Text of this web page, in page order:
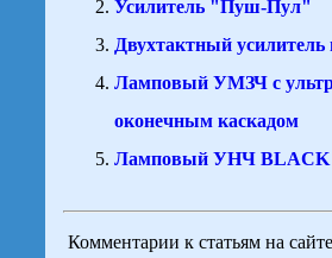
Усилитель "Пуш-Пул"
Двухтактный
Ламповый УМЗЧ с
оконечным каскадом
Ламповый УНЧ BLACK
Комментарии к статьям на